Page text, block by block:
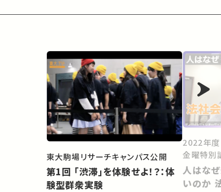
東大駒場リサーチキャンパス公開
第1回 「渋滞」を体験せよ！？：体
験型群衆実験
2022年度
金曜特別
人はな
いのか